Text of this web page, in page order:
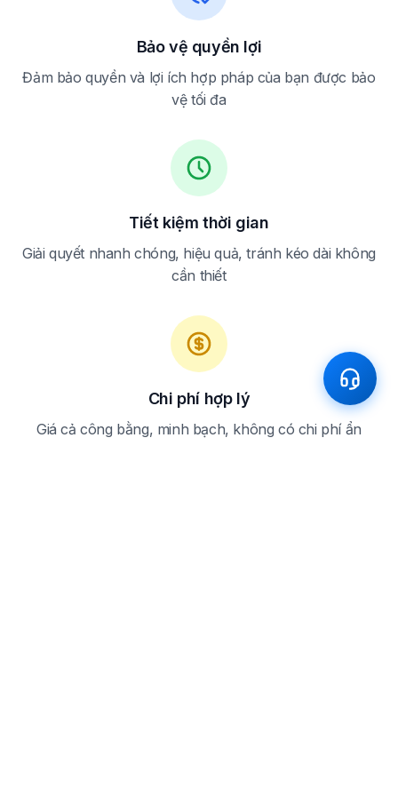
Bảo vệ quyền lợi
Đảm bảo quyền và lợi ích hợp pháp của bạn được bảo
vệ tối đa
Tiết kiệm thời gian
Giải quyết nhanh chóng, hiệu quả, tránh kéo dài không
cần thiết
Chi phí hợp lý
Giá cả công bằng, minh bạch, không có chi phí ẩn